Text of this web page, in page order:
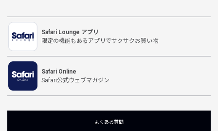
Safari Lounge アプリ
限定の機能もあるアプリでサクサクお買い物
Safari Online
Safari公式ウェブマガジン
よくある質問